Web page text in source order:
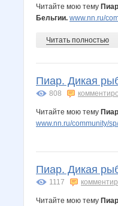
Читайте мою тему
Бельгии. www.nn.ru/
Читать полностью
Пиар. Дикая
808
Читайте мою тему
www.nn.ru/community/
Пиар. Дикая
1117
Читайте мою тему